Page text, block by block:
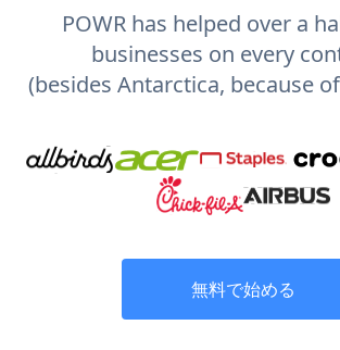
POWR has helped over a
businesses on every
(besides Antarctica, because
無料で始める